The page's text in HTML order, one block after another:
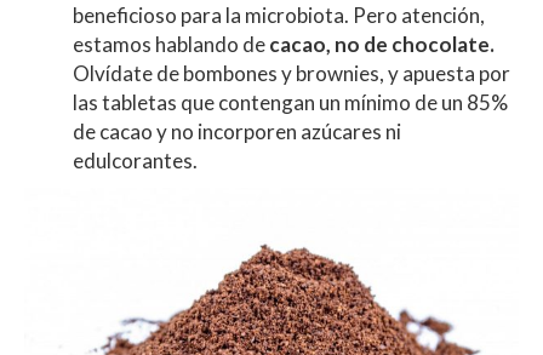
beneficioso para la microbiota. Pero atención,
estamos hablando decacao, no de chocolate.
Olvídate de bombones y brownies, y apuesta por
las tabletas que contengan un mínimo de un 85%
de cacao y no incorporen azúcares ni
edulcorantes.